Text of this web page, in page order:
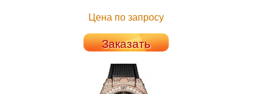
Цена по запросу
Заказать